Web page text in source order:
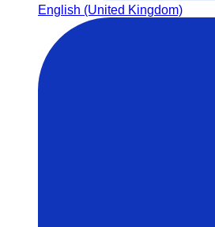
English (United Kingdom)